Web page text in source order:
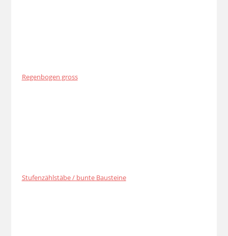
Regenbogen gross
Stufenzählstäbe / bunte Bausteine